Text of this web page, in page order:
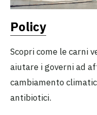
Policy
Scopri come le carni
aiutare i governi ad
cambiamento
antibiotici.